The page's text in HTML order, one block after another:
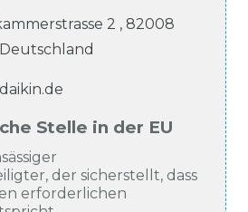
2 , 82008
Deutschland
Stelle in der EU
der sicherstellt, dass
erforderlichen